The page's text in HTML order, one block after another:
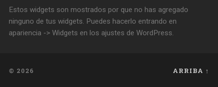
Estos widgets son mostrados por que no has agregado
ninguno de tus widgets. Puedes hacerlo entrando en
apariencia -> Widgets en los ajustes de WordPress.
© 2026 ARRIBA ↑